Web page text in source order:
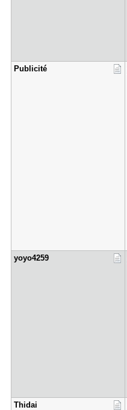
Publicité
yoyo4259
Thidai